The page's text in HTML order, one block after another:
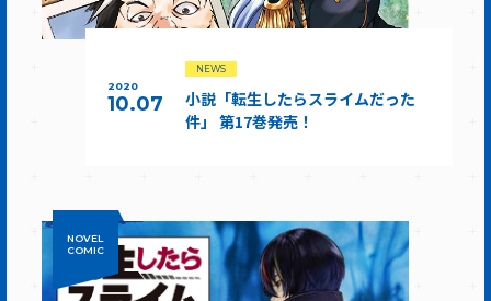
2020
10.07
NEWS
小説「転生したらスライムだった
件」 第17巻発売！
NOVEL
COMIC